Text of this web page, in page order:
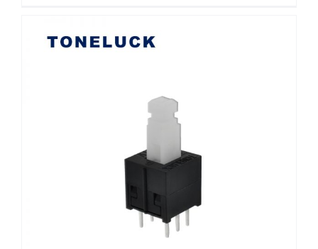
Interruptor de botão de pressão com
trava, 6 terminais, 12 volts, 2P2T